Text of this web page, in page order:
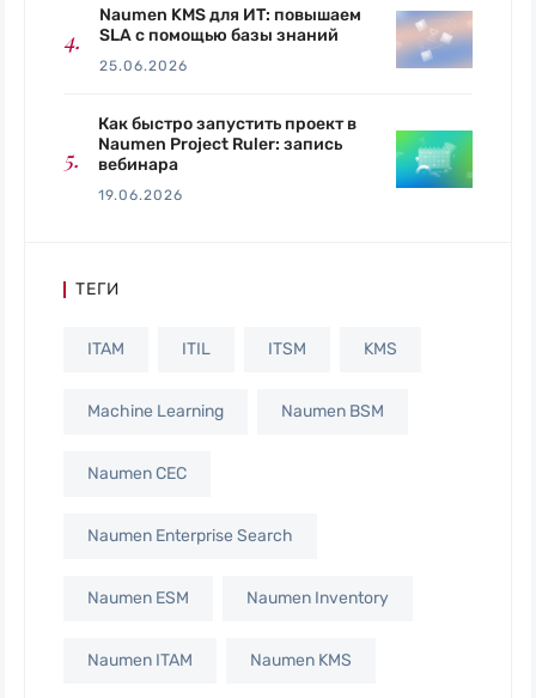
Naumen KMS для ИТ: повышаем
SLA с помощью базы знаний
25.06.2026
Как быстро запустить проект в
Naumen Project Ruler: запись
вебинара
19.06.2026
ТЕГИ
ITAM ITIL ITSM KMS
Machine Learning Naumen BSM
Naumen CEC
Naumen Enterprise Search
Naumen ESM Naumen Inventory
Naumen ITAM Naumen KMS